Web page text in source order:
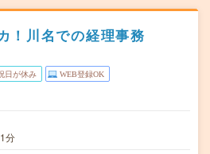
！川名での経理事務
日が休み WEB登録OK
分